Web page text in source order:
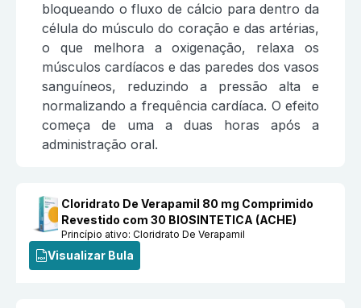
bloqueando o fluxo de cálcio para dentro da
célula do músculo do coração e das artérias,
o que melhora a oxigenação, relaxa os
músculos cardíacos e das paredes dos vasos
sanguíneos, reduzindo a pressão alta e
normalizando a frequência cardíaca. O efeito
começa de uma a duas horas após a
administração oral.
Cloridrato De Verapamil 80 mg Comprimido
Revestido com 30 BIOSINTETICA (ACHE)
Princípio ativo:Cloridrato De Verapamil
Visualizar Bula